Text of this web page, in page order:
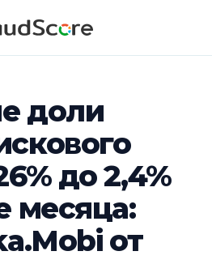
доли
до 2,4%
месяца:
от